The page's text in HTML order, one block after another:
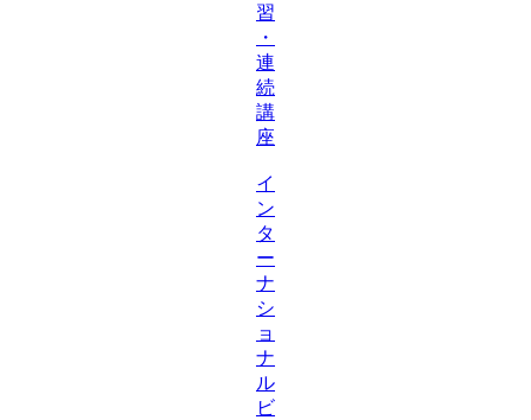
習
・
連
続
講
座
イ
ン
タ
ー
ナ
シ
ョ
ナ
ル
ビ